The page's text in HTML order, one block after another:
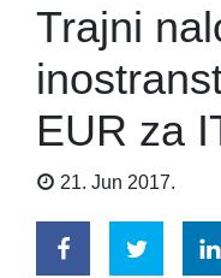
Trajni
EUR za
21. Jun 2017.